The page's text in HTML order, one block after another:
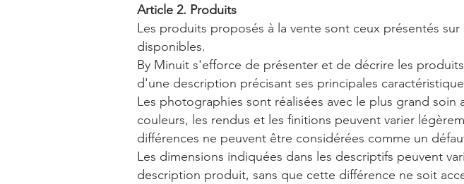
Article 2. Produits
Les produits proposés à la vente sont ceux présentés sur
disponibles.
By Minuit s'efforce de présenter et de décrire les
d'une description précisant ses principales
Les photographies sont réalisées avec le plus grand
couleurs, les rendus et les finitions peuvent varier
différences ne peuvent être considérées comme un
Les dimensions indiquées dans les descriptifs peuvent
description produit, sans que cette différence ne soit